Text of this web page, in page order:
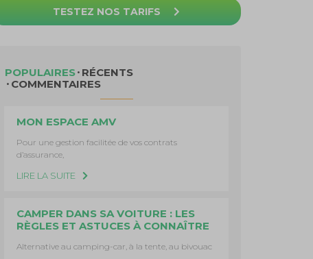
TESTEZ NOS TARIFS
POPULAIRES RÉCENTS
COMMENTAIRES
MON ESPACE AMV
Pour une gestion facilitée de vos contrats
d’assurance,
LIRE LA SUITE
CAMPER DANS SA VOITURE : LES
RÈGLES ET ASTUCES À CONNAÎTRE
Alternative au camping-car, à la tente, au bivouac